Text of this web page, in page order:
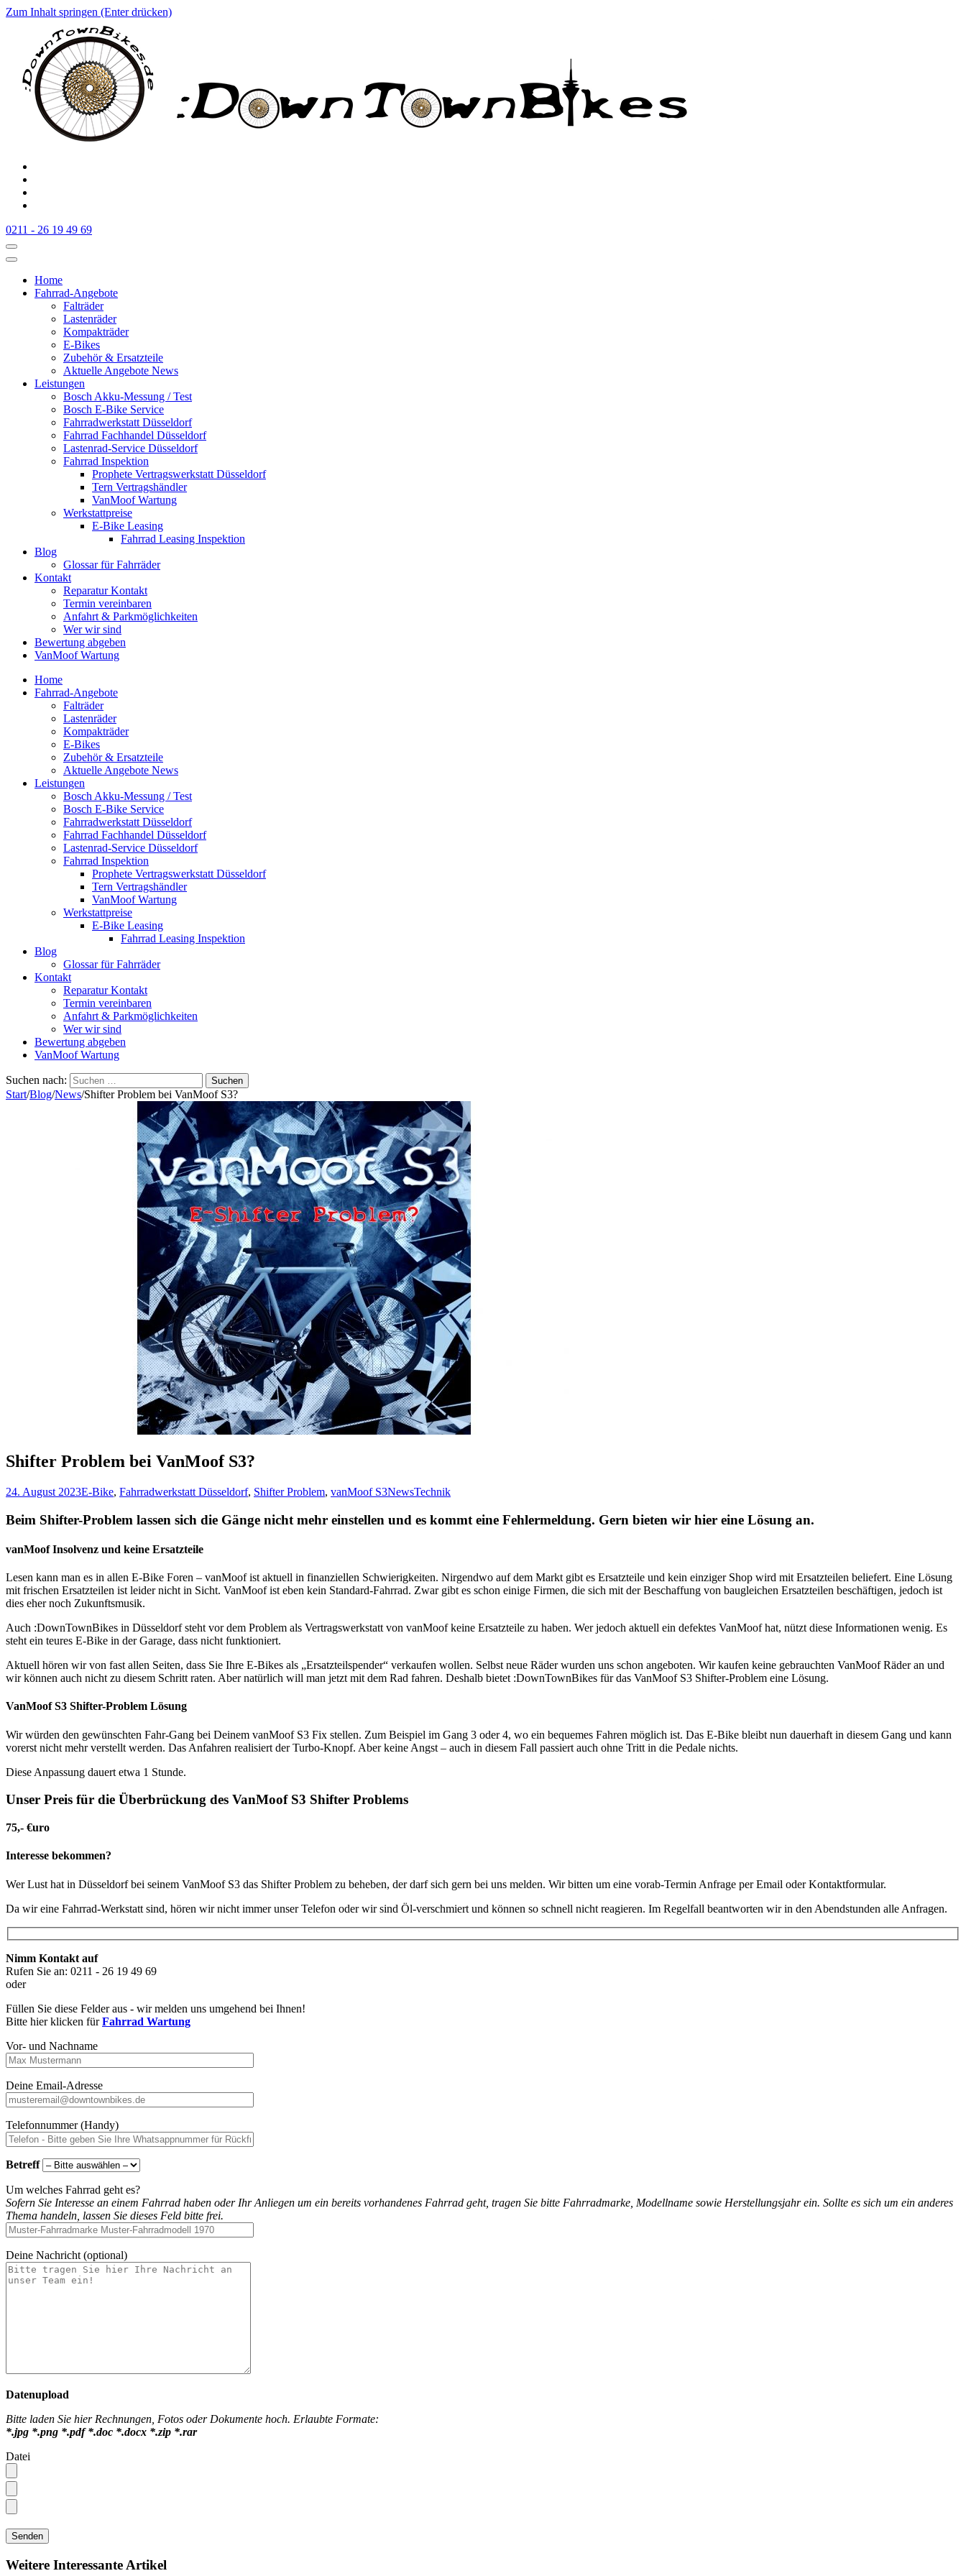
Zum Inhalt springen (Enter drücken)
:Downtownbikes
Der Fahrradladen in Düsseldorf am Hauptbahnhof
0211 - 26 19 49 69
Home
Fahrrad-Angebote
Falträder
Lastenräder
Kompakträder
E-Bikes
Zubehör & Ersatzteile
Aktuelle Angebote News
Leistungen
Bosch Akku-Messung / Test
Bosch E-Bike Service
Fahrradwerkstatt Düsseldorf
Fahrrad Fachhandel Düsseldorf
Lastenrad-Service Düsseldorf
Fahrrad Inspektion
Prophete Vertragswerkstatt Düsseldorf
Tern Vertragshändler
VanMoof Wartung
Werkstattpreise
E-Bike Leasing
Fahrrad Leasing Inspektion
Blog
Glossar für Fahrräder
Kontakt
Reparatur Kontakt
Termin vereinbaren
Anfahrt & Parkmöglichkeiten
Wer wir sind
Bewertung abgeben
VanMoof Wartung
Home
Fahrrad-Angebote
Falträder
Lastenräder
Kompakträder
E-Bikes
Zubehör & Ersatzteile
Aktuelle Angebote News
Leistungen
Bosch Akku-Messung / Test
Bosch E-Bike Service
Fahrradwerkstatt Düsseldorf
Fahrrad Fachhandel Düsseldorf
Lastenrad-Service Düsseldorf
Fahrrad Inspektion
Prophete Vertragswerkstatt Düsseldorf
Tern Vertragshändler
VanMoof Wartung
Werkstattpreise
E-Bike Leasing
Fahrrad Leasing Inspektion
Blog
Glossar für Fahrräder
Kontakt
Reparatur Kontakt
Termin vereinbaren
Anfahrt & Parkmöglichkeiten
Wer wir sind
Bewertung abgeben
VanMoof Wartung
Suchen nach:
Start/Blog/News/Shifter Problem bei VanMoof S3?
Shifter Problem bei VanMoof S3?
24. August 2023E-Bike, Fahrradwerkstatt Düsseldorf, Shifter Problem, vanMoof S3NewsTechnik
Beim Shifter-Problem lassen sich die Gänge nicht mehr einstellen und es kommt eine Fehlermeldung. Gern bieten wir hier eine Lösung an.
vanMoof Insolvenz und keine Ersatzteile
Lesen kann man es in allen E-Bike Foren – vanMoof ist aktuell in finanziellen Schwierigkeiten. Nirgendwo auf dem Markt gibt es Ersatzteile und kein einziger Shop wird mit Ersatzteilen beliefert. Eine Lösung
mit frischen Ersatzteilen ist leider nicht in Sicht. VanMoof ist eben kein Standard-Fahrrad. Zwar gibt es schon einige Firmen, die sich mit der Beschaffung von baugleichen Ersatzteilen beschäftigen, jedoch ist
dies eher noch Zukunftsmusik.
Auch :DownTownBikes in Düsseldorf steht vor dem Problem als Vertragswerkstatt von vanMoof keine Ersatzteile zu haben. Wer jedoch aktuell ein defektes VanMoof hat, nützt diese Informationen wenig. Es
steht ein teures E-Bike in der Garage, dass nicht funktioniert.
Aktuell hören wir von fast allen Seiten, dass Sie Ihre E-Bikes als „Ersatzteilspender“ verkaufen wollen. Selbst neue Räder wurden uns schon angeboten. Wir kaufen keine gebrauchten VanMoof Räder an und
wir können auch nicht zu diesem Schritt raten. Aber natürlich will man jetzt mit dem Rad fahren. Deshalb bietet :DownTownBikes für das VanMoof S3 Shifter-Problem eine Lösung.
VanMoof S3 Shifter-Problem Lösung
Wir würden den gewünschten Fahr-Gang bei Deinem vanMoof S3 Fix stellen. Zum Beispiel im Gang 3 oder 4, wo ein bequemes Fahren möglich ist. Das E-Bike bleibt nun dauerhaft in diesem Gang und kann
vorerst nicht mehr verstellt werden. Das Anfahren realisiert der Turbo-Knopf. Aber keine Angst – auch in diesem Fall passiert auch ohne Tritt in die Pedale nichts.
Diese Anpassung dauert etwa 1 Stunde.
Unser Preis für die Überbrückung des VanMoof S3 Shifter Problems
75,- €uro
Interesse bekommen?
Wer Lust hat in Düsseldorf bei seinem VanMoof S3 das Shifter Problem zu beheben, der darf sich gern bei uns melden. Wir bitten um eine vorab-Termin Anfrage per Email oder Kontaktformular.
Da wir eine Fahrrad-Werkstatt sind, hören wir nicht immer unser Telefon oder wir sind Öl-verschmiert und können so schnell nicht reagieren. Im Regelfall beantworten wir in den Abendstunden alle Anfragen.
Nimm Kontakt auf
Rufen Sie an: 0211 - 26 19 49 69
oder
Füllen Sie diese Felder aus - wir melden uns umgehend bei Ihnen!
Bitte hier klicken fürFahrrad Wartung
Vor- und Nachname
Deine Email-Adresse
Telefonnummer (Handy)
Betreff
Um welches Fahrrad geht es?
Sofern Sie Interesse an einem Fahrrad haben oder Ihr Anliegen um ein bereits vorhandenes Fahrrad geht, tragen Sie bitte Fahrradmarke, Modellname sowie Herstellungsjahr ein. Sollte es sich um ein anderes
Thema handeln, lassen Sie dieses Feld bitte frei.
Deine Nachricht (optional)
Datenupload
Bitte laden Sie hier Rechnungen, Fotos oder Dokumente hoch. Erlaubte Formate:
*.jpg *.png *.pdf *.doc *.docx *.zip *.rar
Datei
Weitere Interessante Artikel